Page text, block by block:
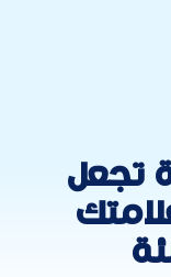
تجعل